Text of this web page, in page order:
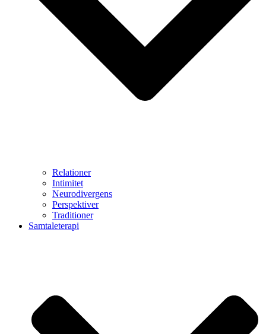
Relationer
Intimitet
Neurodivergens
Perspektiver
Traditioner
Samtaleterapi